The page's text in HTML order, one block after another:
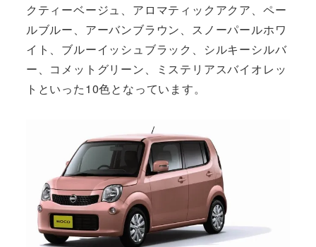
クティーベージュ、アロマティックアクア、ペー
ルブルー、アーバンブラウン、スノーパールホワ
イト、ブルーイッシュブラック、シルキーシルバ
ー、コメットグリーン、ミステリアスバイオレッ
トといった10色となっています。